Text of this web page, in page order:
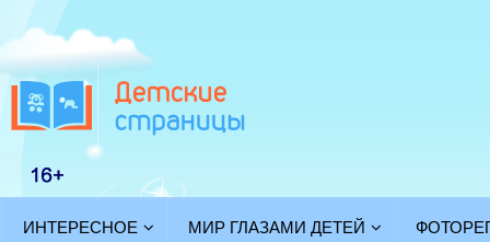
ИНТЕРЕСНОЕ МИР ГЛАЗАМИ ДЕТЕЙ